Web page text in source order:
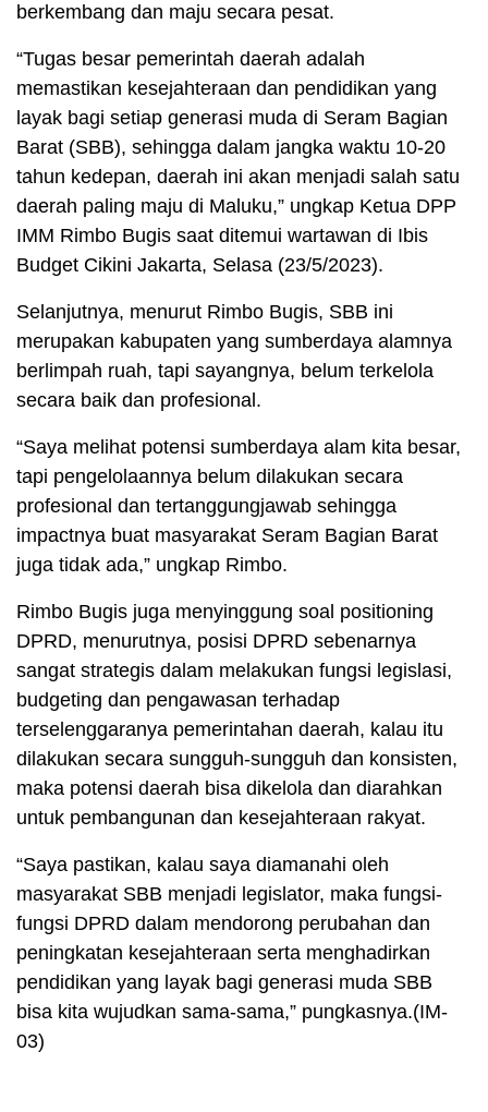
berkembang dan maju secara pesat.
“Tugas besar pemerintah daerah adalah
memastikan kesejahteraan dan pendidikan yang
layak bagi setiap generasi muda di Seram Bagian
Barat (SBB), sehingga dalam jangka waktu 10-20
tahun kedepan, daerah ini akan menjadi salah satu
daerah paling maju di Maluku,” ungkap Ketua DPP
IMM Rimbo Bugis saat ditemui wartawan di Ibis
Budget Cikini Jakarta, Selasa (23/5/2023).
Selanjutnya, menurut Rimbo Bugis, SBB ini
merupakan kabupaten yang sumberdaya alamnya
berlimpah ruah, tapi sayangnya, belum terkelola
secara baik dan profesional.
“Saya melihat potensi sumberdaya alam kita besar,
tapi pengelolaannya belum dilakukan secara
profesional dan tertanggungjawab sehingga
impactnya buat masyarakat Seram Bagian Barat
juga tidak ada,” ungkap Rimbo.
Rimbo Bugis juga menyinggung soal positioning
DPRD, menurutnya, posisi DPRD sebenarnya
sangat strategis dalam melakukan fungsi legislasi,
budgeting dan pengawasan terhadap
terselenggaranya pemerintahan daerah, kalau itu
dilakukan secara sungguh-sungguh dan konsisten,
maka potensi daerah bisa dikelola dan diarahkan
untuk pembangunan dan kesejahteraan rakyat.
“Saya pastikan, kalau saya diamanahi oleh
masyarakat SBB menjadi legislator, maka fungsi-
fungsi DPRD dalam mendorong perubahan dan
peningkatan kesejahteraan serta menghadirkan
pendidikan yang layak bagi generasi muda SBB
bisa kita wujudkan sama-sama,” pungkasnya.(IM-
03)